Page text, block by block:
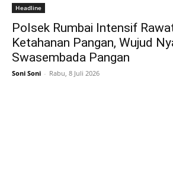
Headline
Polsek Rumbai Intensif
Ketahanan Pangan, Wujud
Swasembada Pangan
Soni Soni - Rabu, 8 Juli 2026